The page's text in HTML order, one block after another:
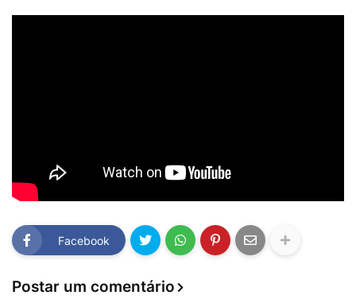
Facebook
Postar um comentário